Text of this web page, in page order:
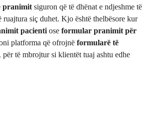
pranimit siguron që të dhënat e ndjeshme të
ruajtura siç duhet. Kjo është thelbësore kur
pacienti ose formular pranimit për
platforma që ofrojnë formularë të
për të mbrojtur si klientët tuaj ashtu edhe